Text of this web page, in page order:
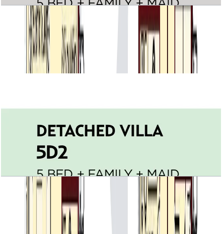
Villa Lantana, Detached Villa 5D1,
5BR+Family+Maid, 6069 SQFT
باز کردن چیدمان
Villa Lantana, Detached Villa 5D2,
5BR+Family+Maid, 6082 SQFT